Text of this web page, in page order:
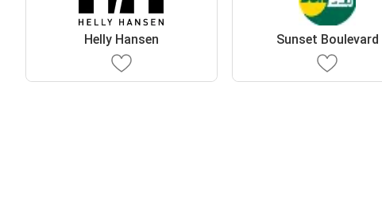
Helly Hansen Sunset Boulevard